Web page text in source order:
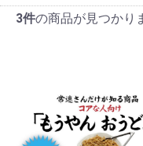
3件の商品が見つかり